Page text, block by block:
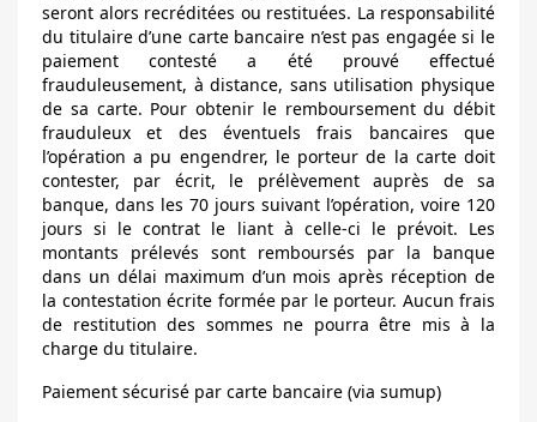
seront alors recréditées ou restituées. La responsabilité
du titulaire d’une carte bancaire n’est pas engagée si le
paiement contesté a été prouvé effectué
frauduleusement, à distance, sans utilisation physique
de sa carte. Pour obtenir le remboursement du débit
frauduleux et des éventuels frais bancaires que
l’opération a pu engendrer, le porteur de la carte doit
contester, par écrit, le prélèvement auprès de sa
banque, dans les 70 jours suivant l’opération, voire 120
jours si le contrat le liant à celle-ci le prévoit. Les
montants prélevés sont remboursés par la banque
dans un délai maximum d’un mois après réception de
la contestation écrite formée par le porteur. Aucun frais
de restitution des sommes ne pourra être mis à la
charge du titulaire.
Paiement sécurisé par carte bancaire (via sumup)